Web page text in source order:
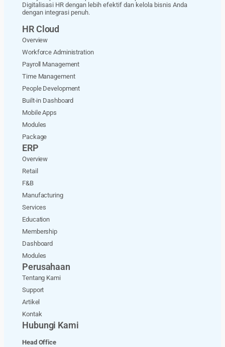
Digitalisasi HR dengan lebih efektif dan kelola bisnis Anda
dengan integrasi penuh.
HR Cloud
Overview
Workforce Administration
Payroll Management
Time Management
People Development
Built-in Dashboard
Mobile Apps
Modules
Package
ERP
Overview
Retail
F&B
Manufacturing
Services
Education
Membership
Dashboard
Modules
Perusahaan
Tentang Kami
Support
Artikel
Kontak
Hubungi Kami
Head Office